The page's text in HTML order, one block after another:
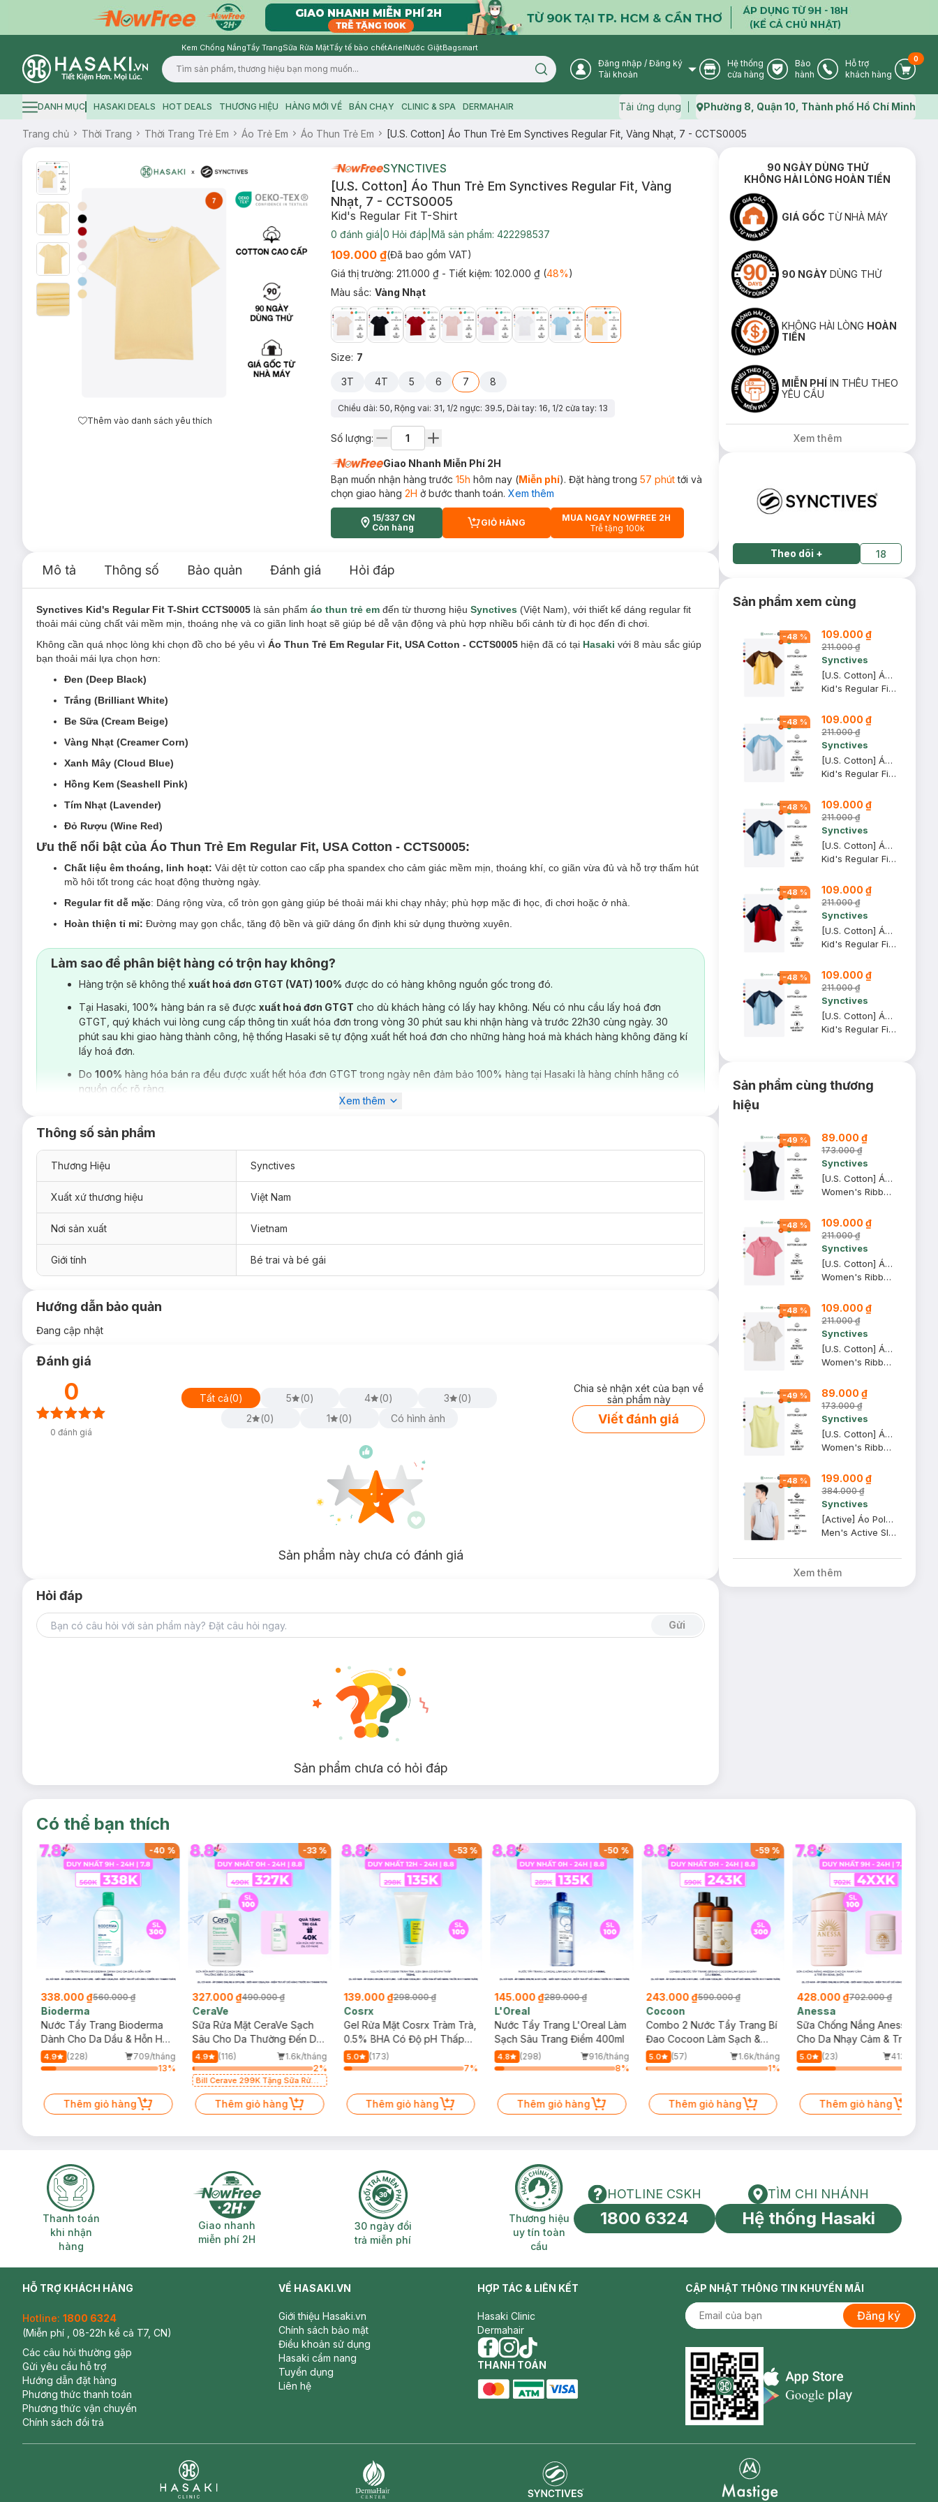
Kem Chống NắngTẩy TrangSữa Rửa MặtTẩy tế bào chếtArielNước GiặtBagsmart
Logo
Search icon User Icon
Đăng nhập / Đăng ký
Tài khoản
Store Icon
Hệ thống
cửa hàng
Warranty Icon
Bảo
hành
Phone Icon
Hỗ trợ
khách hàng
Cart
0
Hamburger icon
DANH MỤC HASAKI DEALS HOT DEALS THƯƠNG HIỆU HÀNG MỚI VỀ BÁN CHẠY CLINIC & SPA DERMAHAIR Tải ứng dụng Map icon
Phường 8, Quận 10, Thành phố Hồ Chí Minh
Trang chủ Thời Trang Thời Trang Trẻ Em Áo Trẻ Em Áo Thun Trẻ Em [U.S. Cotton] Áo Thun Trẻ Em Synctives Regular Fit, Vàng Nhạt, 7 - CCTS0005
Thêm vào danh sách yêu thích
SYNCTIVES
[U.S. Cotton] Áo Thun Trẻ Em Synctives Regular Fit, Vàng
Nhạt, 7 - CCTS0005
Kid's Regular Fit T-Shirt
0 đánh giá 0 Hỏi đáp Mã sản phẩm: 422298537
109.000 ₫(Đã bao gồm VAT)
Giá thị trường: 211.000 ₫ - Tiết kiệm: 102.000 ₫(48%)
Màu sắc: Vàng Nhạt
Size: 7
3T 4T 5 6 7 8
Chiều dài: 50, Rộng vai: 31, 1/2 ngực: 39.5, Dài tay: 16, 1/2 cửa tay: 13
Số lượng:
Giao Nhanh Miễn Phí 2H
Bạn muốn nhận hàng trước 15h hôm nay (Miễn phí). Đặt hàng trong 57 phúttới và
chọn giao hàng 2H ở bước thanh toán. Xem thêm
15/337 CN
Còn hàng
CART PLUS ICON
GIỎ HÀNG
MUA NGAY NOWFREE 2H
Trễ tặng 100k
Mô tả Thông số Bảo quản Đánh giá Hỏi đáp
Synctives Kid's Regular Fit T-Shirt CCTS0005 là sản phẩm áo thun trẻ em đến từ thương hiệu Synctives (Việt Nam), với thiết kế dáng regular fit
thoải mái cùng chất vải mềm mịn, thoáng nhẹ và co giãn linh hoạt sẽ giúp bé dễ vận động và phù hợp nhiều bối cảnh từ đi học đến đi chơi.
Không cần quá nhọc lòng khi chọn đồ cho bé yêu vì Áo Thun Trẻ Em Regular Fit, USA Cotton - CCTS0005 hiện đã có tại Hasaki với 8 màu sắc giúp
bạn thoải mái lựa chọn hơn:
Đen (Deep Black)
Trắng (Brilliant White)
Be Sữa (Cream Beige)
Vàng Nhạt (Creamer Corn)
Xanh Mây (Cloud Blue)
Hồng Kem (Seashell Pink)
Tím Nhạt (Lavender)
Đỏ Rượu (Wine Red)
Ưu thế nổi bật của Áo Thun Trẻ Em Regular Fit, USA Cotton - CCTS0005:
Chất liệu êm thoáng, linh hoạt: Vải dệt từ cotton cao cấp pha spandex cho cảm giác mềm mịn, thoáng khí, co giãn vừa đủ và hỗ trợ thấm hút
mồ hôi tốt trong các hoạt động thường ngày.
Regular fit dễ mặc: Dáng rộng vừa, cổ tròn gọn gàng giúp bé thoải mái khi chạy nhảy; phù hợp mặc đi học, đi chơi hoặc ở nhà.
Hoàn thiện tỉ mỉ: Đường may gọn chắc, tăng độ bền và giữ dáng ổn định khi sử dụng thường xuyên.
Làm sao để phân biệt hàng có trộn hay không?
Hàng trộn sẽ không thể xuất hoá đơn GTGT (VAT) 100% được do có hàng không nguồn gốc trong đó.
Tại Hasaki, 100% hàng bán ra sẽ được xuất hoá đơn GTGT cho dù khách hàng có lấy hay không. Nếu có nhu cầu lấy hoá đơn
GTGT, quý khách vui lòng cung cấp thông tin xuất hóa đơn trong vòng 30 phút sau khi nhận hàng và trước 22h30 cùng ngày. 30
phút sau khi giao hàng thành công, hệ thống Hasaki sẽ tự động xuất hết hoá đơn cho những hàng hoá mà khách hàng không đăng kí
lấy hoá đơn.
Do 100% hàng hóa bán ra đều được xuất hết hóa đơn GTGT trong ngày nên đảm bảo 100% hàng tại Hasaki là hàng chính hãng có
nguồn gốc rõ ràng.
Xem thêm
Thông số sản phẩm
Thương Hiệu Synctives
Xuất xứ thương hiệu Việt Nam
Nơi sản xuất Vietnam
Giới tính Bé trai và bé gái
Hướng dẫn bảo quản
Đang cập nhật
Đánh giá
0
0 đánh giá
Tất cả(0) 5 (0) 4 (0) 3 (0)
2
(0) 1 (0) Có hình ảnh
Chia sẻ nhận xét của bạn về
sản phẩm này
Viết đánh giá
Sản phẩm này chưa có đánh giá
Hỏi đáp
Gửi
Sản phẩm chưa có hỏi đáp
90 NGÀY DÙNG THỬ
KHÔNG HÀI LÒNG HOÀN TIỀN
GIÁ GỐC TỪ NHÀ MÁY
90 NGÀY DÙNG THỬ
KHÔNG HÀI LÒNG HOÀN
TIỀN
MIỄN PHÍ IN THÊU THEO
YÊU CẦU
Xem thêm
Theo dõi + 18
Sản phẩm xem cùng
-48 % 109.000 ₫
211.000 ₫
Synctives
[U.S. Cotton] Áo Thun Tay Raglan Trẻ Em Synctives Regular Fit, Vàng Nhạt / Nâu Gỗ, 6 - CCTS0006
Kid's Regular Fit Raglan T-Shirt
-48 % 109.000 ₫
211.000 ₫
Synctives
[U.S. Cotton] Áo Thun Tay Raglan Trẻ Em Synctives Regular Fit, Trắng / Xanh Mây, 8 - CCTS0006
Kid's Regular Fit Raglan T-Shirt
-48 % 109.000 ₫
211.000 ₫
Synctives
[U.S. Cotton] Áo Thun Tay Raglan Trẻ Em Synctives Regular Fit, Xanh Mây / Xanh Navy, 4T - CCTS0006
Kid's Regular Fit Raglan T-Shirt
-48 % 109.000 ₫
211.000 ₫
Synctives
[U.S. Cotton] Áo Thun Tay Raglan Trẻ Em Synctives Regular Fit, Đỏ Rượu / Xanh Navy, 6 - CCTS0006
Kid's Regular Fit Raglan T-Shirt
-48 % 109.000 ₫
211.000 ₫
Synctives
[U.S. Cotton] Áo Thun Tay Raglan Trẻ Em Synctives Regular Fit, Xanh Mây / Xanh Navy, 7 - CCTS0006
Kid's Regular Fit Raglan T-Shirt
Sản phẩm cùng thương
hiệu
-49 % 89.000 ₫
173.000 ₫
Synctives
[U.S. Cotton] Áo Tank Top Nữ Synctives Slim Fit, Đen, L - CWTA0005
Women's Ribbed Waist Length Fitted Tank Top
-48 % 109.000 ₫
211.000 ₫
Synctives
[U.S. Cotton] Áo Polo Nữ Synctives Slim Fit Cropped, Hồng Mận, XL - CWPO0007
Women's Ribbed Polo Shirt
-48 % 109.000 ₫
211.000 ₫
Synctives
[U.S. Cotton] Áo Polo Nữ Synctives Slim Fit Cropped, Be Sữa, XS - CWPO0007
Women's Ribbed Polo Shirt
-49 % 89.000 ₫
173.000 ₫
Synctives
[U.S. Cotton] Áo Tank Top Nữ Synctives Slim Fit, Vàng Nhạt, L - CWTA0005
Women's Ribbed Waist Length Fitted Tank Top
-48 % 199.000 ₫
384.000 ₫
Synctives
[Active] Áo Polo Nam Synctives Slim Fit, Xám Nhạt, XS - SMPO0012
Men's Active Slim Fit Polo Shirt
Xem thêm
Có thể bạn thích
-40 %
338.000 ₫560.000 ₫
Bioderma
Nước Tẩy Trang Bioderma
Dành Cho Da Dầu & Hỗn Hợp
500ml
4.9 (228)
709/tháng
13%
Thêm giỏ hàng
-33%
327.000 ₫490.000 ₫
CeraVe
Sữa Rửa Mặt CeraVe Sạch
Sâu Cho Da Thường Đến Da
Dầu 473ml
4.9 (116)
1.6k/tháng
2%
Bill Cerave 299K Tặng Sữa Rửa
Thêm giỏ hàng
-53%
139.000 ₫298.000 ₫
Cosrx
Gel Rửa Mặt Cosrx Tràm Trà,
0.5% BHA Có Độ pH Thấp
150ml
5.0
(173)
7%
Thêm giỏ hàng
-50 %
145.000 ₫289.000 ₫
L'Oreal
Nước Tẩy Trang L'Oreal Làm
Sạch Sâu Trang Điểm 400ml
4.8 (298)
916/tháng
8%
Thêm giỏ hàng
-59%
243.000 ₫590.000 ₫
Cocoon
Combo 2 Nước Tẩy Trang Bí
Đao Cocoon Làm Sạch &
Giảm Dầu 500ml
5.0 (57)
1.6k/tháng
1%
Thêm giỏ hàng
428.000 ₫702.000 ₫
Anessa
Sữa Chống Nắng Anessa
Cho Da Nhạy Cảm & Trẻ Em
60ml (Mới)
5.0 (23)
413/tháng
Thêm giỏ hàng
Thanh toán khi nhận hàng
Thanh toán
khi nhận
hàng
Giao nhanh miễn phí 2H
Giao nhanh
miễn phí 2H
30 ngày đổi trả miễn phí
30 ngày đổi
trả miễn phí
Thương hiệu uy tín toàn cầu
Thương hiệu
uy tín toàn
cầu
HOTLINE CSKH
HOTLINE CSKH
1800 6324
Tìm chi nhánh
TÌM CHI NHÁNH
Hệ thống Hasaki
HỖ TRỢ KHÁCH HÀNG
Hotline: 1800 6324
(Miễn phí , 08-22h kể cả T7, CN)
Các câu hỏi thường gặp
Gửi yêu cầu hỗ trợ
Hướng dẫn đặt hàng
Phương thức thanh toán
Phương thức vận chuyển
Chính sách đổi trả
VỀ HASAKI.VN
Giới thiệu Hasaki.vn
Chính sách bảo mật
Điều khoản sử dụng
Hasaki cẩm nang
Tuyển dụng
Liên hệ
HỢP TÁC & LIÊN KẾT
Hasaki Clinic
Dermahair
facebook
instagram
tiktok
THANH TOÁN
CẬP NHẬT THÔNG TIN KHUYẾN MÃI
Đăng ký
Appstore icon